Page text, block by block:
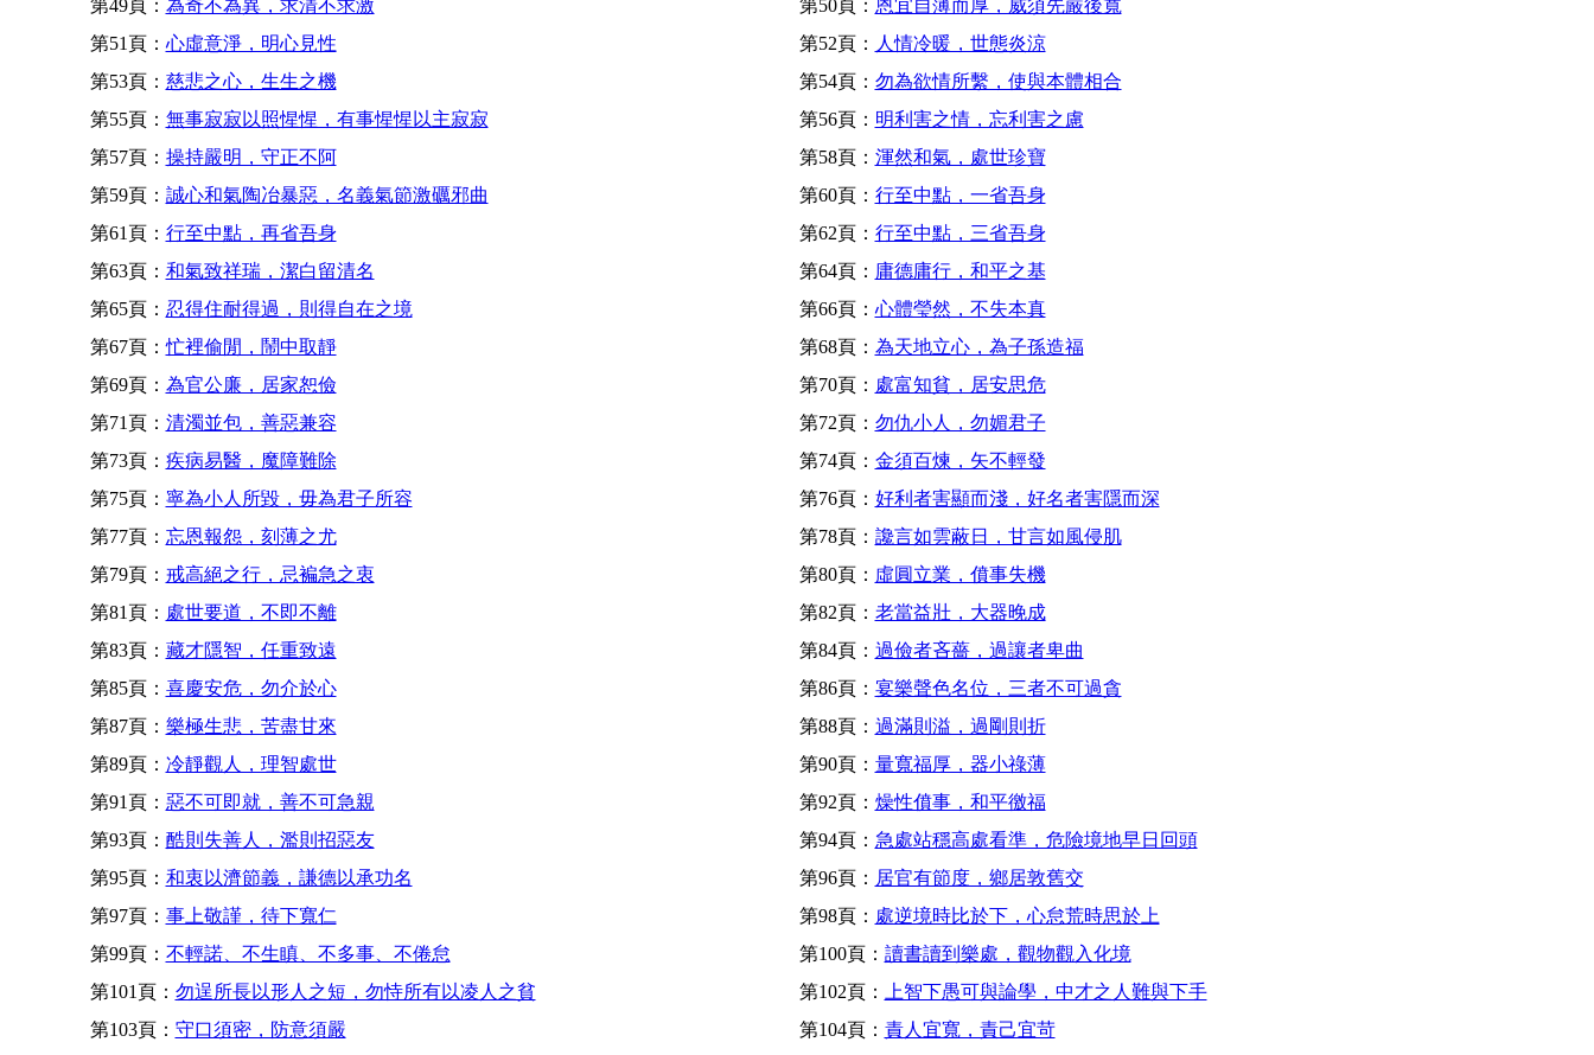
第49頁： 為奇不為異，求清不求激 第50頁： 恩宜自薄而厚，威須先嚴後寬
第51頁： 心虛意淨，明心見性 第52頁： 人情冷暖，世態炎涼
第53頁： 慈悲之心，生生之機 第54頁： 勿為欲情所繫，使與本體相合
第55頁： 無事寂寂以照惺惺，有事惺惺以主寂寂 第56頁： 明利害之情，忘利害之慮
第57頁： 操持嚴明，守正不阿 第58頁： 渾然和氣，處世珍寶
第59頁： 誠心和氣陶冶暴惡，名義氣節激礪邪曲 第60頁： 行至中點，一省吾身
第61頁： 行至中點，再省吾身 第62頁： 行至中點，三省吾身
第63頁： 和氣致祥瑞，潔白留清名 第64頁： 庸德庸行，和平之基
第65頁： 忍得住耐得過，則得自在之境 第66頁： 心體瑩然，不失本真
第67頁：忙裡偷閒，鬧中取靜 第68頁： 為天地立心，為子孫造福
第69頁： 為官公廉，居家恕儉 第70頁： 處富知貧，居安思危
第71頁： 清濁並包，善惡兼容 第72頁： 勿仇小人，勿媚君子
第73頁： 疾病易醫，魔障難除 第74頁： 金須百煉，矢不輕發
第75頁： 寧為小人所毀，毋為君子所容 第76頁： 好利者害顯而淺，好名者害隱而深
第77頁： 忘恩報怨，刻薄之尤 第78頁： 讒言如雲蔽日，甘言如風侵肌
第79頁： 戒高絕之行，忌褊急之衷 第80頁： 虛圓立業，僨事失機
第81頁： 處世要道，不即不離 第82頁： 老當益壯，大器晚成
第83頁： 藏才隱智，任重致遠 第84頁： 過儉者吝薔，過讓者卑曲
第85頁： 喜慶安危，勿介於心 第86頁： 宴樂聲色名位，三者不可過貪
第87頁： 樂極生悲，苦盡甘來 第88頁： 過滿則溢，過剛則折
第89頁： 冷靜觀人，理智處世 第90頁： 量寬福厚，器小祿薄
第91頁： 惡不可即就，善不可急親 第92頁： 燥性僨事，和平徼福
第93頁： 酷則失善人，濫則招惡友 第94頁： 急處站穩高處看準，危險境地早日回頭
第95頁： 和衷以濟節義，謙德以承功名 第96頁： 居官有節度，鄉居敦舊交
第97頁： 事上敬謹，待下寬仁 第98頁： 處逆境時比於下，心怠荒時思於上
第99頁： 不輕諾、不生瞋、不多事、不倦怠 第100頁： 讀書讀到樂處，觀物觀入化境
第101頁： 勿逞所長以形人之短，勿恃所有以凌人之貧 第102頁：
上智下愚可與論學，中才之人難與下手
第103頁： 守口須密，防意須嚴 第104頁： 責人宜寬，責己宜苛